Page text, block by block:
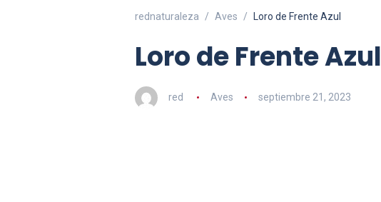
rednaturaleza Aves Loro de Frente Azul
Loro de Frente Azul
red Aves septiembre 21, 2023